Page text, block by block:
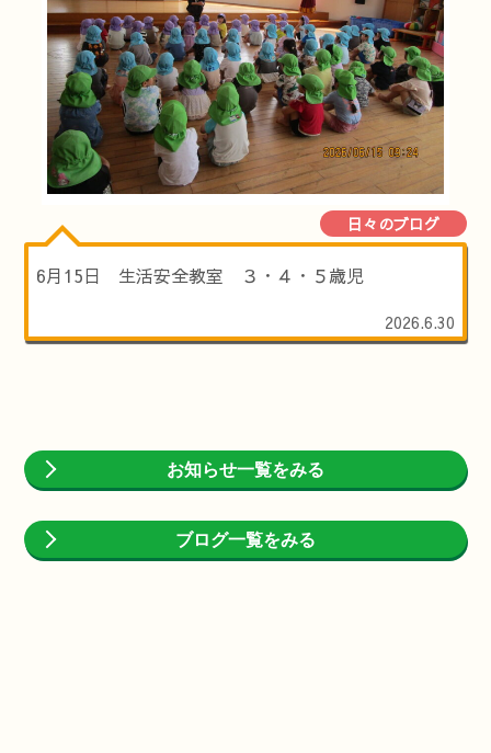
日々のブログ
6月15日 生活安全教室 ３・４・５歳児
2026.6.30
お知らせ一覧をみる
ブログ一覧をみる